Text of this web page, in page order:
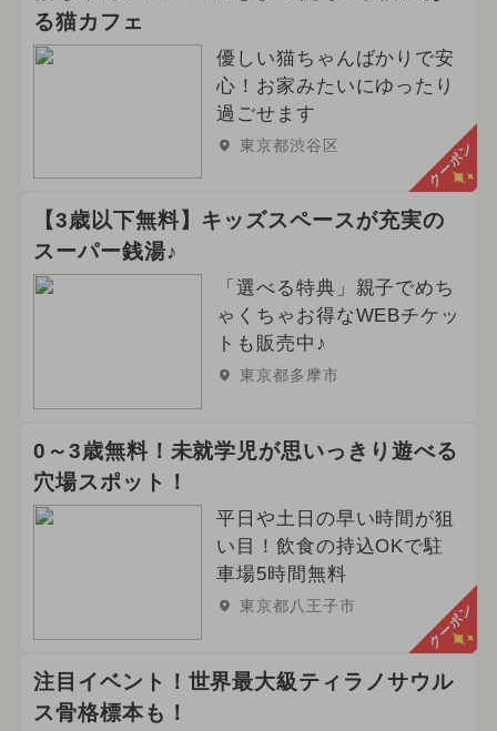
る猫カフェ
優しい猫ちゃんばかりで安
心！お家みたいにゆったり
過ごせます
東京都渋谷区 クーポン
【3歳以下無料】キッズスペースが充実の
スーパー銭湯♪
「選べる特典」親子でめち
ゃくちゃお得なWEBチケッ
トも販売中♪
東京都多摩市
0～3歳無料！未就学児が思いっきり遊べる
穴場スポット！
平日や土日の早い時間が狙
い目！飲食の持込OKで駐
車場5時間無料
東京都八王子市 クーポン
注目イベント！世界最大級ティラノサウル
ス骨格標本も！